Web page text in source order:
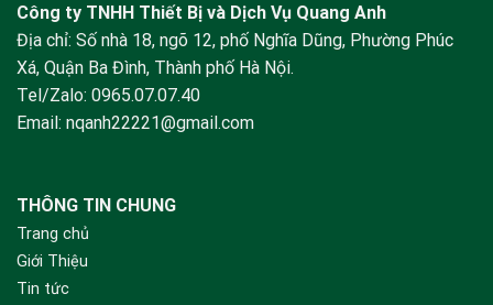
Công ty TNHH Thiết Bị và Dịch Vụ Quang Anh
Địa chỉ: Số nhà 18, ngõ 12, phố Nghĩa Dũng, Phường Phúc
Xá, Quận Ba Đình, Thành phố Hà Nội.
Tel/Zalo: 0965.07.07.40
Email: nqanh22221@gmail.com
THÔNG TIN CHUNG
Trang chủ
Giới Thiệu
Tin tức